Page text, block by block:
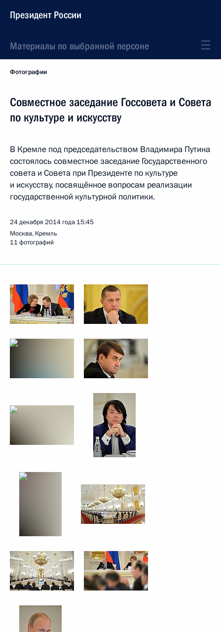
Президент России
Материалы по выбранной персоне
Фотографии
Совместное заседание Госсовета и Совета
по культуре и искусству
В Кремле под председательством Владимира Путина
состоялось совместное заседание Государственного
совета и Совета при Президенте по культуре
и искусству, посвящённое вопросам реализации
государственной культурной политики.
24 декабря 2014 года 15:45
Москва, Кремль
11 фотографий